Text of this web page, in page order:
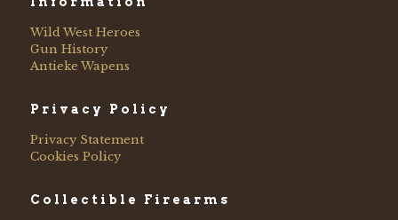
Wild West Heroes
Gun History
Antieke Wapens
Privacy Policy
Privacy Statement
Cookies Policy
Collectible Firearms